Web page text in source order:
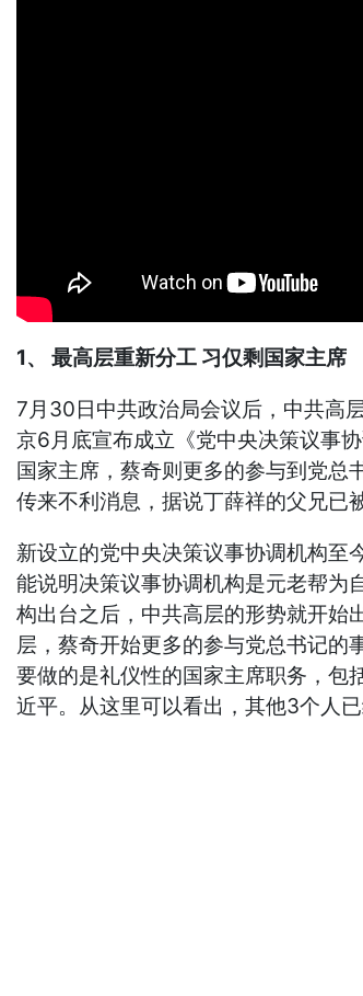
1、 最高层重新分工 习仅剩国家主席
7月30日中共政治局会议后，中共高
京6月底宣布成立《党中央决策议事
国家主席，蔡奇则更多的参与到党
传来不利消息，据说丁薛祥的父兄已
新设立的党中央决策议事协调机构至
能说明决策议事协调机构是元老帮为
构出台之后，中共高层的形势就开始
层，蔡奇开始更多的参与党总书记的
要做的是礼仪性的国家主席职务，包
近平。从这里可以看出，其他3个人